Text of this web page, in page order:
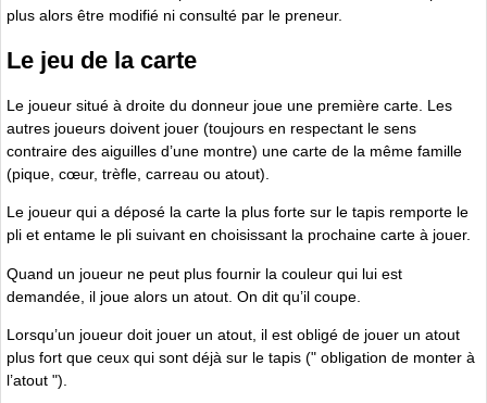
plus alors être modifié ni consulté par le preneur.
Le jeu de la carte
Le joueur situé à droite du donneur joue une première carte. Les
autres joueurs doivent jouer (toujours en respectant le sens
contraire des aiguilles d’une montre) une carte de la même famille
(pique, cœur, trèfle, carreau ou atout).
Le joueur qui a déposé la carte la plus forte sur le tapis remporte le
pli et entame le pli suivant en choisissant la prochaine carte à jouer.
Quand un joueur ne peut plus fournir la couleur qui lui est
demandée, il joue alors un atout. On dit qu’il coupe.
Lorsqu’un joueur doit jouer un atout, il est obligé de jouer un atout
plus fort que ceux qui sont déjà sur le tapis (" obligation de monter à
l’atout ").